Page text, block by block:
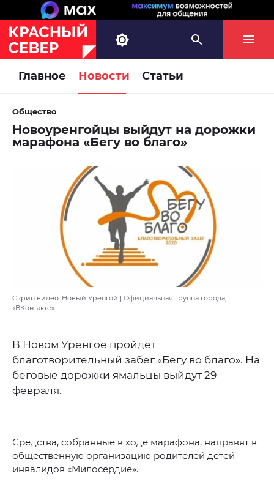
Главное Новости Статьи
Общество
Новоуренгойцы выйдут на дорожки
марафона «Бегу во благо»
Скрин видео: Новый Уренгой | Официальная группа города,
«ВКонтакте»
В Новом Уренгое пройдет
благотворительный забег «Бегу во благо». На
беговые дорожки ямальцы выйдут 29
февраля.
Средства, собранные в ходе марафона, направят в
общественную организацию родителей детей-
инвалидов «Милосердие».